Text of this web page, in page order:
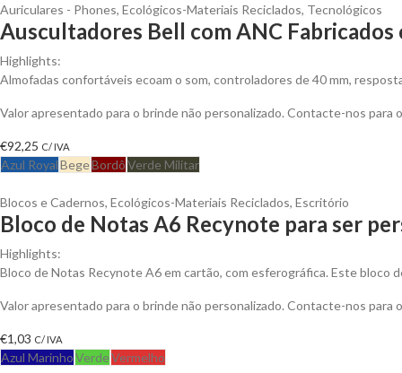
Auriculares - Phones, Ecológicos-Materiais Reciclados, Tecnológicos
Auscultadores Bell com ANC
Highlights:
Almofadas confortáveis ecoam o som, controladores de 40 mm,
Valor apresentado para o brinde não personalizado. Contacte-nos
€92,25 C/ IVA
Azul RoyalBegeBordôVerde Militar
Blocos e Cadernos, Ecológicos-Materiais Reciclados, Escritório
Bloco de Notas A6 Recynote para ser
Highlights:
Bloco de Notas Recynote A6 em cartão, com esferográfica. Este bloco
Valor apresentado para o brinde não personalizado. Contacte-nos
€1,03 C/ IVA
Azul MarinhoVerdeVermelho